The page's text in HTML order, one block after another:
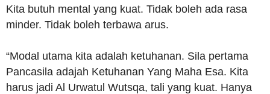
Kita butuh mental yang kuat. Tidak boleh ada rasa
minder. Tidak boleh terbawa arus.
“Modal utama kita adalah ketuhanan. Sila pertama
Pancasila adajah Ketuhanan Yang Maha Esa. Kita
harus jadi Al Urwatul Wutsqa, tali yang kuat. Hanya